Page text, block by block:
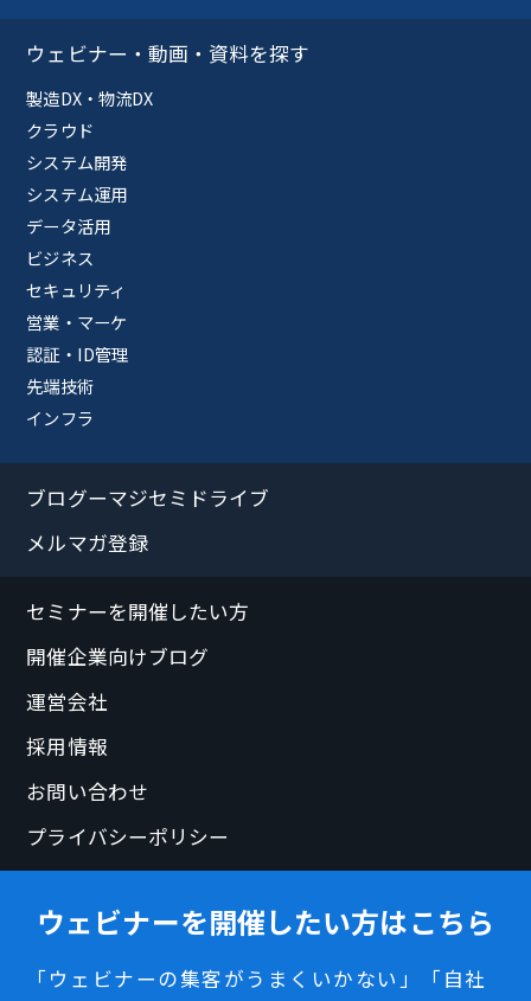
ウェビナー・動画・資料を探す
製造DX・物流DX
クラウド
システム開発
システム運用
データ活用
ビジネス
セキュリティ
営業・マーケ
認証・ID管理
先端技術
インフラ
ブログーマジセミドライブ
メルマガ登録
セミナーを開催したい方
開催企業向けブログ
運営会社
採用情報
お問い合わせ
プライバシーポリシー
ウェビナーを開催したい方はこちら
「ウェビナーの集客がうまくいかない」「自社